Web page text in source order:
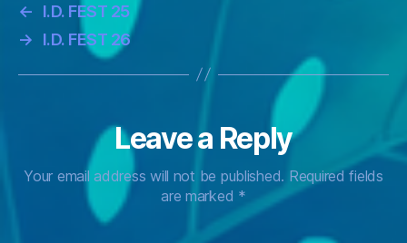
←
I.D. FEST 25
→
I.D. FEST 26
Leave a Reply
Your email address will not be published. Required fields
are marked *